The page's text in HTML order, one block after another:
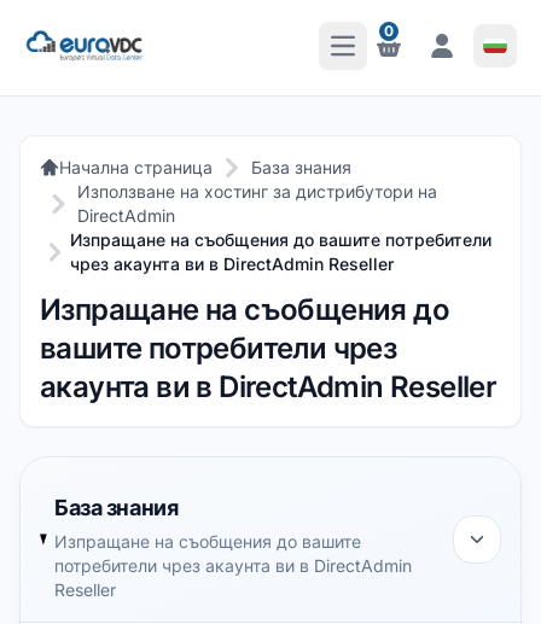
Отваряне на главното
Известия
0
Известия
Начална страница
База знания
Използване на хостинг за дистрибутори на
DirectAdmin
Изпращане на съобщения до вашите потребители
чрез акаунта ви в DirectAdmin Reseller
Изпращане на съобщения до
вашите потребители чрез
акаунта ви в DirectAdmin Reseller
База знания
Изпращане на съобщения до вашите
потребители чрез акаунта ви в DirectAdmin
Reseller